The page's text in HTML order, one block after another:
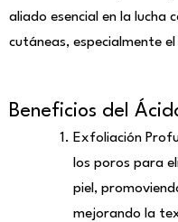
aliado esencial en la lucha
cutáneas, especialmente el
Beneficios del
Exfoliación
los poros para
piel,
mejorando la